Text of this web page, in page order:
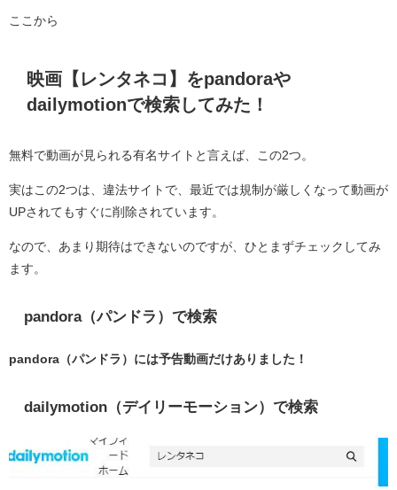
ここから
映画【レンタネコ】をpandoraや
dailymotionで検索してみた！
無料で動画が見られる有名サイトと言えば、この2つ。
実はこの2つは、違法サイトで、最近では規制が厳しくなって動画が
UPされてもすぐに削除されています。
なので、あまり期待はできないのですが、ひとまずチェックしてみ
ます。
pandora（パンドラ）で検索
pandora（パンドラ）には予告動画だけありました！
dailymotion（デイリーモーション）で検索